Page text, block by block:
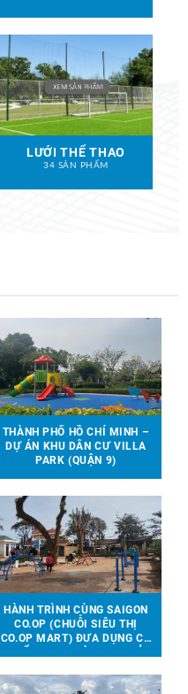
LƯỚI THỂ THAO
34 SẢN PHẨM
THÀNH PHỐ HỒ CHÍ MINH –
DỰ ÁN KHU DÂN CƯ VILLA
PARK (QUẬN 9)
HÀNH TRÌNH CÙNG SAIGON
CO.OP (CHUỖI SIÊU THỊ
CO.OP MART) ĐƯA DỤNG CỤ
HỌC TẠI 6 TỈNH THÀNH